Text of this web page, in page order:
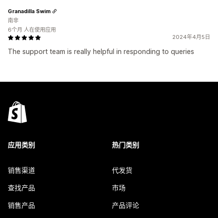
2024年4月5日
The support team is really helpful in responding to queries
Granadilla Swim
南非
6个月 人在使用应用
应用类别
销售渠道
查找产品
销售产品
热门类别
代发货
市场
产品评论